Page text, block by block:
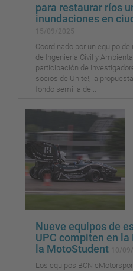
para restaurar ríos
inundaciones en
Coordinado por un equipo
de Ingeniería Civil y
participación de
socios de Unite!, la
fondo semilla de...
Nueve equipos de
UPC compiten en
la MotoStudent
Los equipos BCN